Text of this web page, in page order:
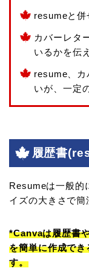
resumeと併
カバーレタ
いるかを伝
resume、カ
いが、一定
履歴書
Resumeは一般的
イズの大きさで簡
*Canvaは履歴書
を簡単に作成で
す。